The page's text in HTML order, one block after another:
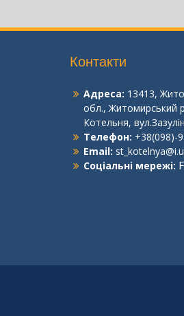
Контакти
Адреса: 13413,
обл., Житомирський
Котельня,
Телефон: +38(098)-
Email:
Соціальні мережі: